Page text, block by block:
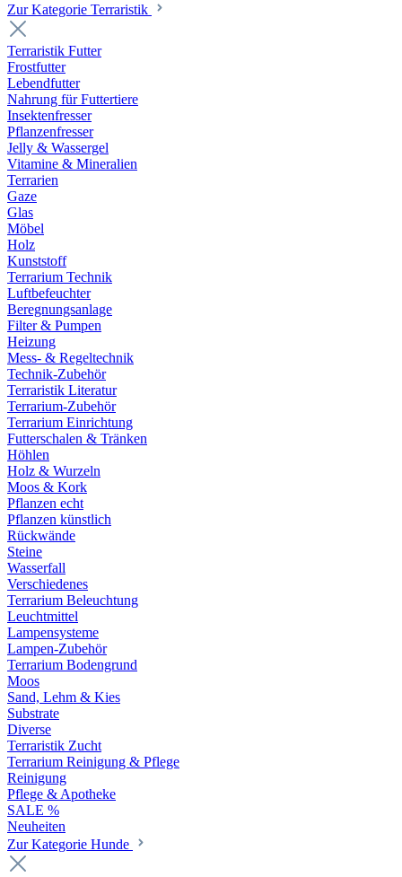
Zur Kategorie Terraristik
Terraristik Futter
Frostfutter
Lebendfutter
Nahrung für Futtertiere
Insektenfresser
Pflanzenfresser
Jelly & Wassergel
Vitamine & Mineralien
Terrarien
Gaze
Glas
Möbel
Holz
Kunststoff
Terrarium Technik
Luftbefeuchter
Beregnungsanlage
Filter & Pumpen
Heizung
Mess- & Regeltechnik
Technik-Zubehör
Terraristik Literatur
Terrarium-Zubehör
Terrarium Einrichtung
Futterschalen & Tränken
Höhlen
Holz & Wurzeln
Moos & Kork
Pflanzen echt
Pflanzen künstlich
Rückwände
Steine
Wasserfall
Verschiedenes
Terrarium Beleuchtung
Leuchtmittel
Lampensysteme
Lampen-Zubehör
Terrarium Bodengrund
Moos
Sand, Lehm & Kies
Substrate
Diverse
Terraristik Zucht
Terrarium Reinigung & Pflege
Reinigung
Pflege & Apotheke
SALE %
Neuheiten
Zur Kategorie Hunde